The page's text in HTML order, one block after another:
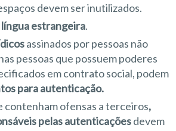
devem ser inutilizados.
estrangeira.
assinados por pessoas não
pessoas que possuem poderes
em contrato social, podem
para autenticação.
contenham ofensas a terceiros,
pelas autenticaçõesdevem